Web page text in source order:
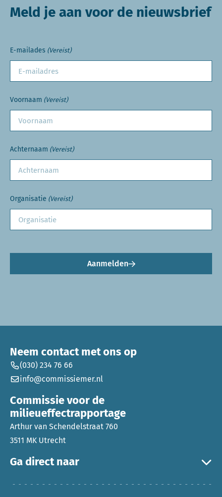
Meld je aan voor de nieuwsbrief
E-mailades (Vereist)
Voornaam (Vereist)
Achternaam (Vereist)
Organisatie (Vereist)
Aanmelden
Ga direct naar
Neem contact met ons op
(030) 234 76 66
info@commissiemer.nl
Commissie voor de
milieueffectrapportage
Arthur van Schendelstraat 760
3511 MK Utrecht